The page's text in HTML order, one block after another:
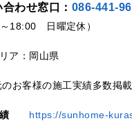
わせ窓口： 086-441-
～18:00 日曜定休）
ア：岡山県
お客様の施工実績多数掲載
https://sunhome-